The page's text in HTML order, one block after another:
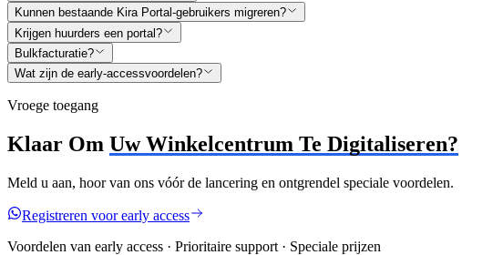
Kunnen bestaande Kira Portal-gebruikers migreren?
Krijgen huurders een portal?
Bulkfacturatie?
Wat zijn de early-accessvoordelen?
Vroege toegang
Klaar Om Uw Winkelcentrum Te Digitaliseren?
Meld u aan, hoor van ons vóór de lancering en ontgrendel speciale voordelen.
Registreren voor early access
Voordelen van early access · Prioritaire support · Speciale prijzen